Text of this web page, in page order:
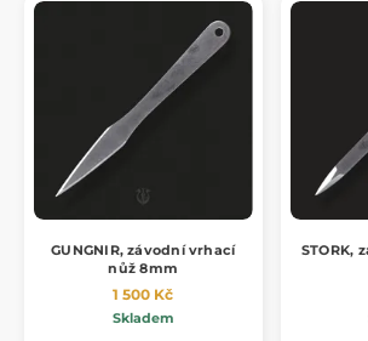
GUNGNIR, závodní vrhací
nůž 8mm
1 500 Kč
Skladem
STORK,